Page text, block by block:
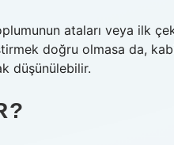
ataları veya ilk
doğru olmasa da,
düşünülebilir.